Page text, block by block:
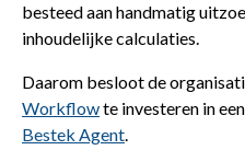
besteed aan handmatig
inhoudelijke calculaties.
Daarom besloot de
Workflowte investeren in
Bestek Agent.